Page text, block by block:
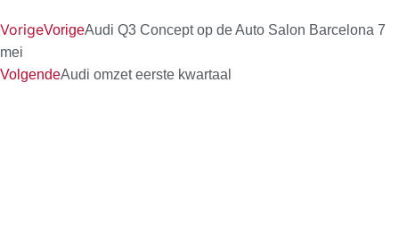
VorigeVorigeAudi Q3 Concept op de Auto Salon Barcelona 7
mei
VolgendeAudi omzet eerste kwartaal